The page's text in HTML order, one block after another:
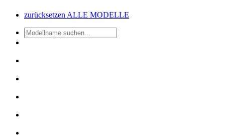
zurücksetzenALLE MODELLE